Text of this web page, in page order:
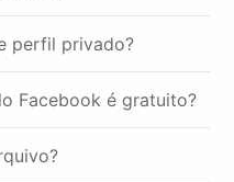
perfil privado?
Facebook é gratuito?